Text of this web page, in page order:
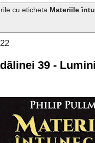
cu eticheta Materiile
39 -